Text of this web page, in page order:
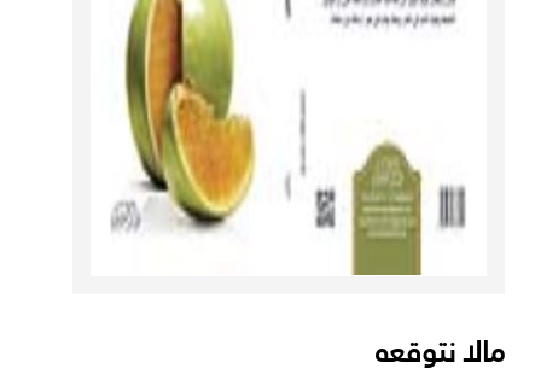
مالا نتوقعه